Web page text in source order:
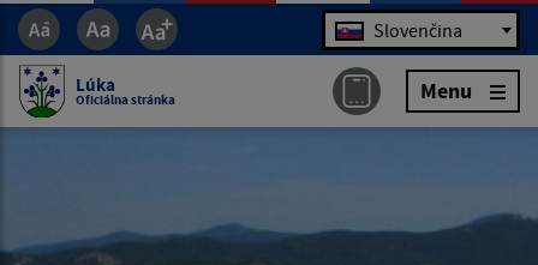
Jazyk Slovenčina
Lúka
Oficiálna stránka Menu